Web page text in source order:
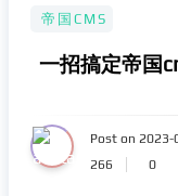
帝国CMS
一招搞定帝国
Post on 2023-
266
0